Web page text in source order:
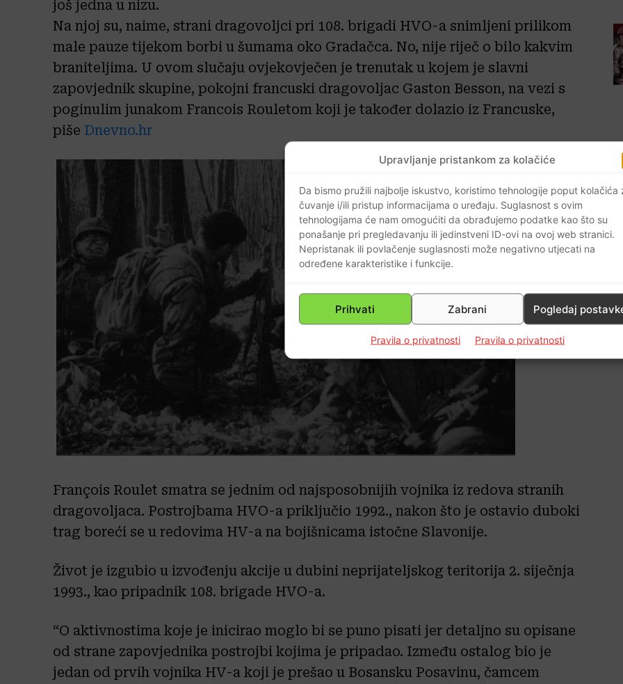
Upravljanje pristankom za kolačiće
Da bismo pružili najbolje iskustvo, koristimo tehnologije poput kolačića
čuvanje i/ili pristup informacijama o uređaju. Suglasnost s ovim
tehnologijama će nam omogućiti da obrađujemo podatke kao što su
ponašanje pri pregledavanju ili jedinstveni ID-ovi na ovoj web stranici.
Nepristanak ili povlačenje suglasnosti može negativno utjecati na
određene karakteristike i funkcije.
Prihvati Zabrani Pogledaj
Pravila o privatnosti Pravila o privatnosti
još jedna u nizu.
Na njoj su, naime, strani dragovoljci pri 108. brigadi HVO-a snimljeni prilikom
male pauze tijekom borbi u šumama oko Gradačca. No, nije riječ o bilo kakvim
braniteljima. U ovom slučaju ovjekovječen je trenutak u kojem je slavni
zapovjednik skupine, pokojni francuski dragovoljac Gaston Besson, na vezi s
poginulim junakom Francois Rouletom koji je također dolazio iz Francuske,
piše Dnevno.hr
François Roulet smatra se jednim od najsposobnijih vojnika iz redova stranih
dragovoljaca. Postrojbama HVO-a priključio 1992., nakon što je ostavio duboki
trag boreći se u redovima HV-a na bojišnicama istočne Slavonije.
Život je izgubio u izvođenju akcije u dubini neprijateljskog teritorija 2. siječnja
1993., kao pripadnik 108. brigade HVO-a.
“O aktivnostima koje je inicirao moglo bi se puno pisati jer detaljno su opisane
od strane zapovjednika postrojbi kojima je pripadao. Između ostalog bio je
jedan od prvih vojnika HV-a koji je prešao u Bosansku Posavinu, čamcem